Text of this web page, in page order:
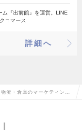
ム『出前館』を運営。LINE
コマース…
詳細へ
物流・倉庫のマーケティン
報一覧